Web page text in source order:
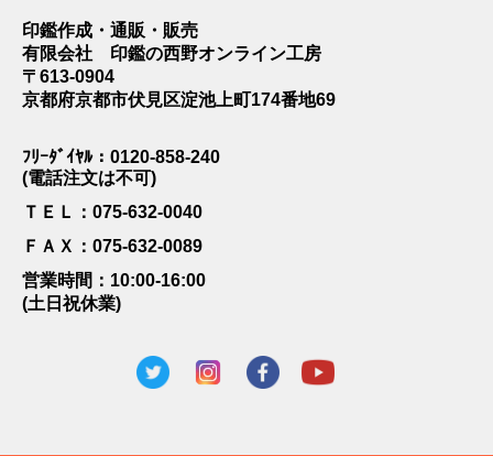
印鑑作成・通販・販売
有限会社 印鑑の西野オンライン工房
〒613-0904
京都府京都市伏見区淀池上町174番地69
ﾌﾘｰﾀﾞｲﾔﾙ：0120-858-240
(電話注文は不可)
ＴＥＬ：075-632-0040
ＦＡＸ：075-632-0089
営業時間：10:00-16:00
(土日祝休業)